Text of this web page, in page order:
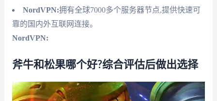
NordVPN:拥有全球7000多个服务器节点,提供快速可
靠的国内外互联网连接。
NordVPN:
斧牛和松果哪个好?综合评估后做出选择